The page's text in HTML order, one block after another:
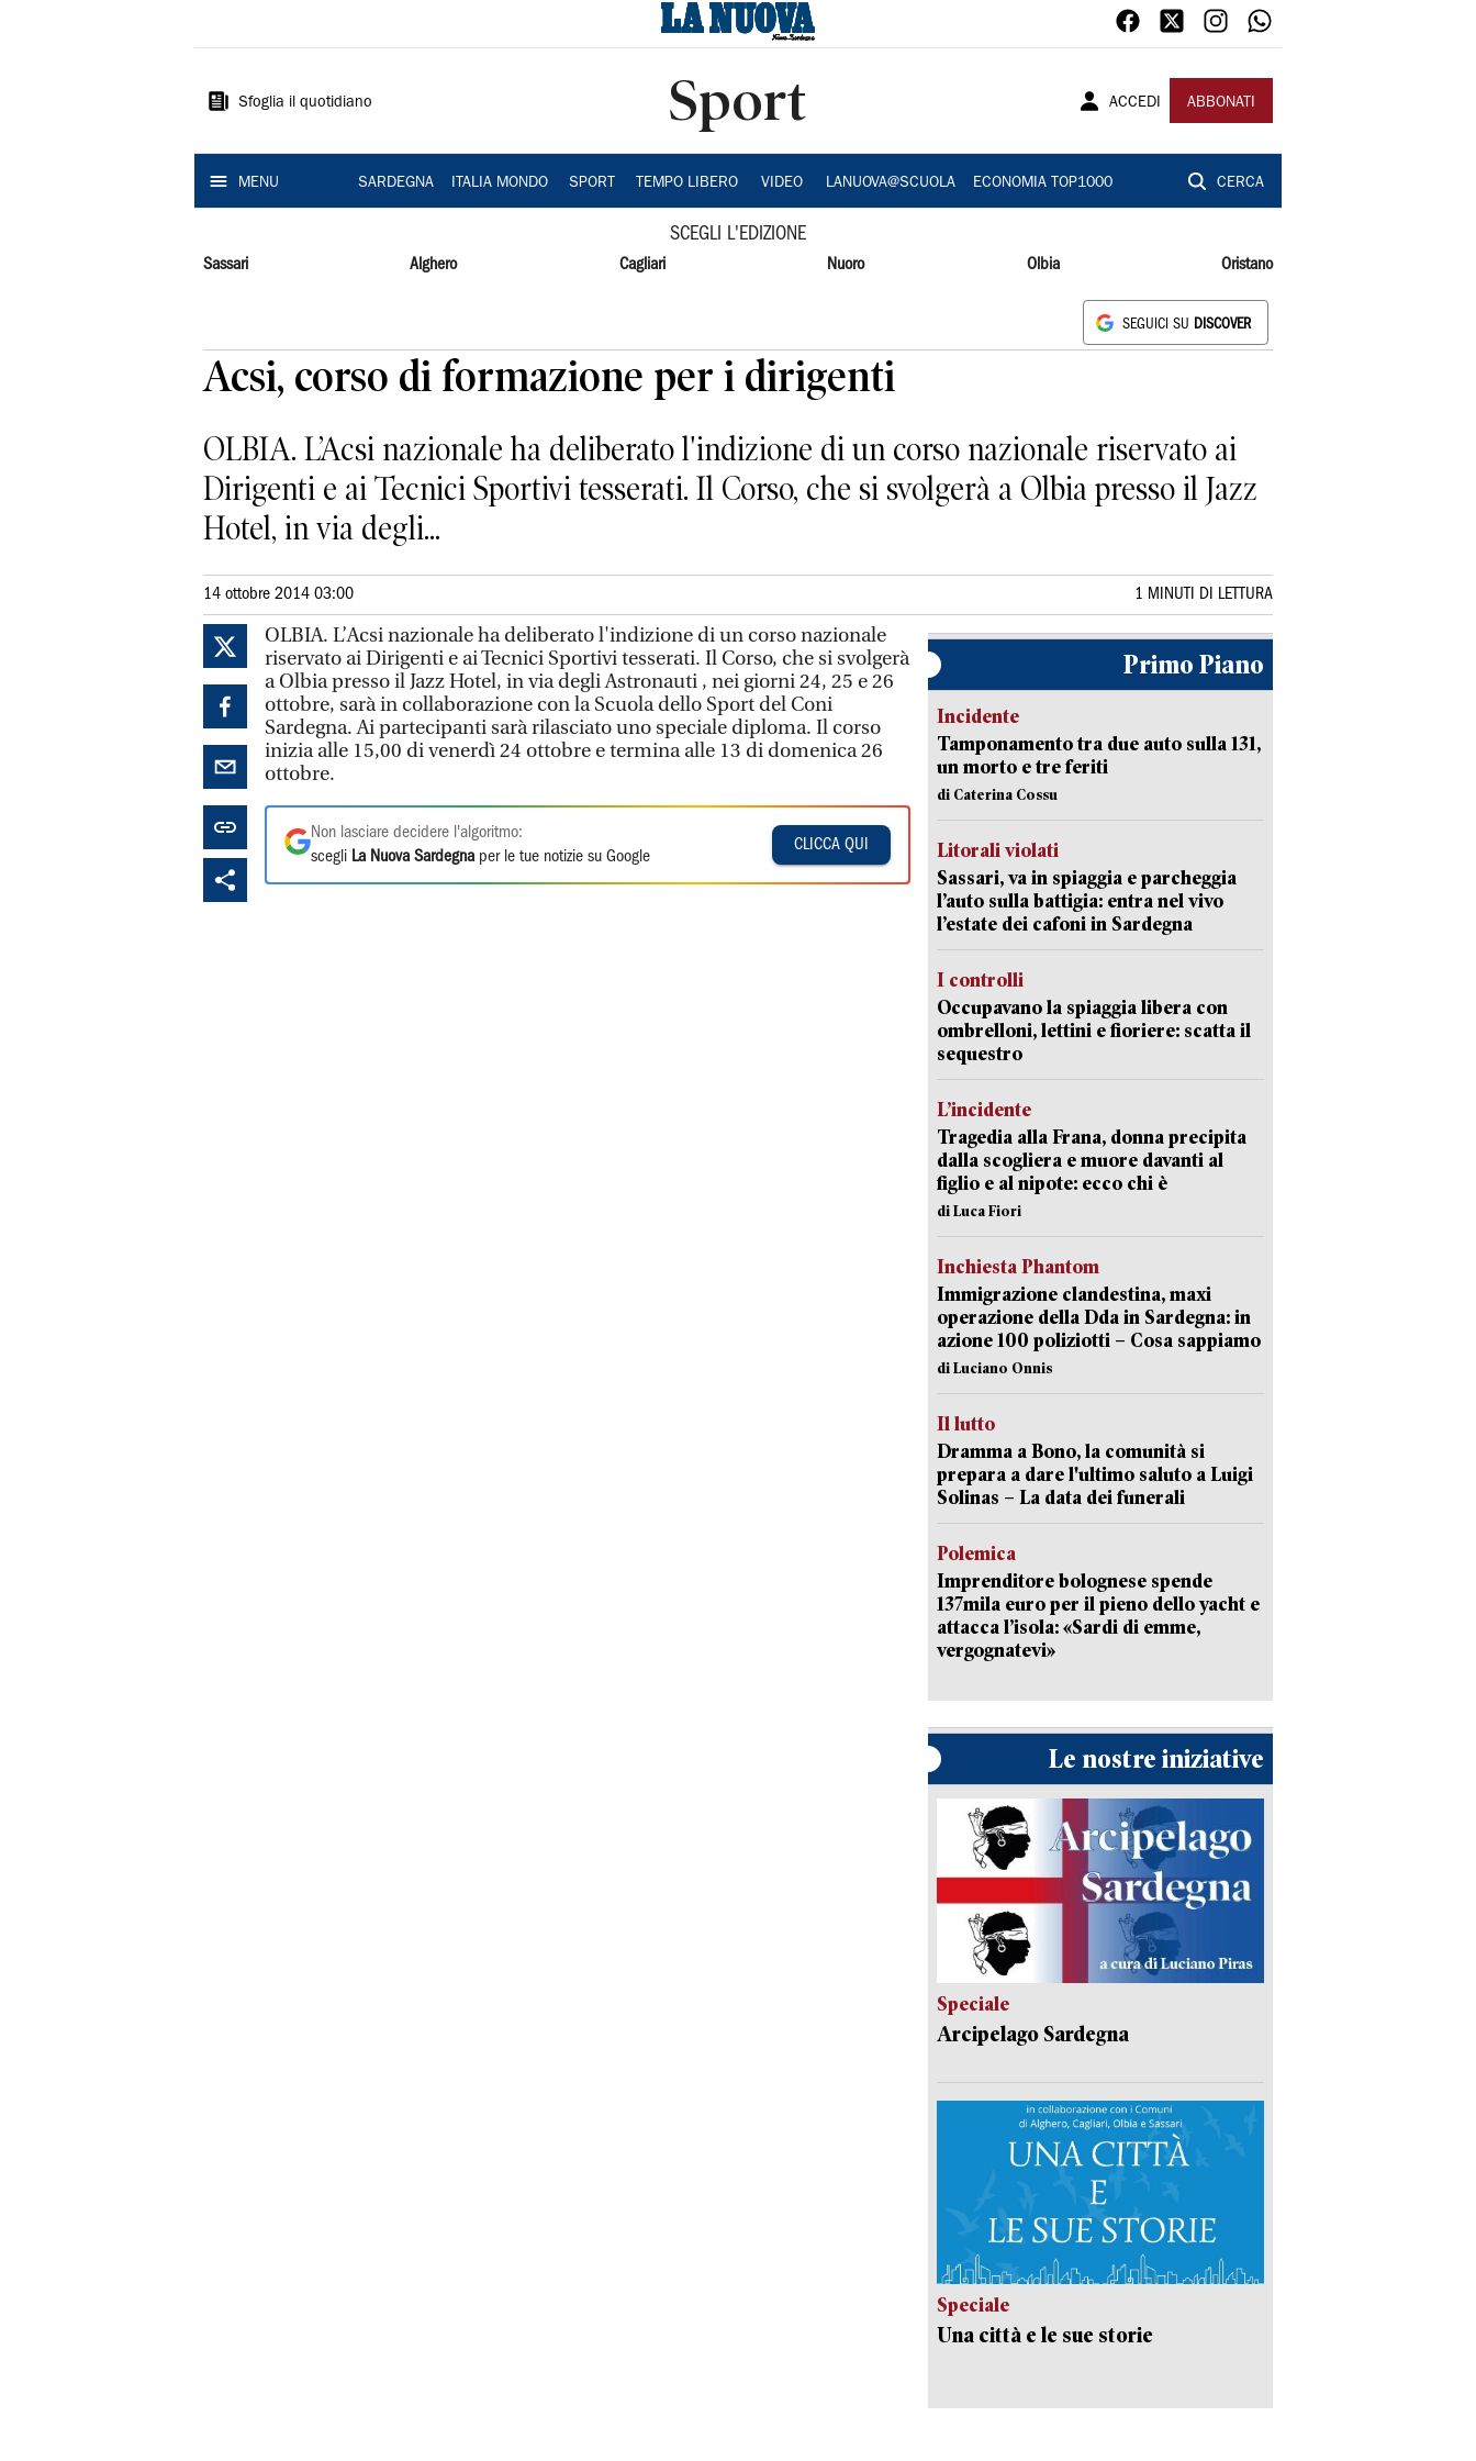
Sardegna
Sfoglia il quotidiano Sport ACCEDI ABBONATI
MENU SARDEGNA ITALIA MONDO SPORT TEMPO LIBERO VIDEO LANUOVA@SCUOLA ECONOMIA TOP1000 CERCA
SCEGLI L'EDIZIONE
Sassari Alghero Cagliari Nuoro Olbia Oristano
SEGUICI SU DISCOVER
Acsi, corso di formazione per i dirigenti
OLBIA. L’Acsi nazionale ha deliberato l'indizione di un corso nazionale riservato ai
Dirigenti e ai Tecnici Sportivi tesserati. Il Corso, che si svolgerà a Olbia presso il Jazz
Hotel, in via degli...
14 ottobre 2014 03:00 1 MINUTI DI LETTURA
OLBIA. L’Acsi nazionale ha deliberato l'indizione di un corso nazionale
riservato ai Dirigenti e ai Tecnici Sportivi tesserati. Il Corso, che si svolgerà
a Olbia presso il Jazz Hotel, in via degli Astronauti , nei giorni 24, 25 e 26
ottobre, sarà in collaborazione con la Scuola dello Sport del Coni
Sardegna. Ai partecipanti sarà rilasciato uno speciale diploma. Il corso
inizia alle 15,00 di venerdì 24 ottobre e termina alle 13 di domenica 26
ottobre.
Non lasciare decidere l'algoritmo:
scegli La Nuova Sardegna per le tue notizie su Google
CLICCA QUI
Primo Piano
Incidente
Tamponamento tra due auto sulla 131,
un morto e tre feriti
di Caterina Cossu
Litorali violati
Sassari, va in spiaggia e parcheggia
l’auto sulla battigia: entra nel vivo
l’estate dei cafoni in Sardegna
I controlli
Occupavano la spiaggia libera con
ombrelloni, lettini e fioriere: scatta il
sequestro
L’incidente
Tragedia alla Frana, donna precipita
dalla scogliera e muore davanti al
figlio e al nipote: ecco chi è
di Luca Fiori
Inchiesta Phantom
Immigrazione clandestina, maxi
operazione della Dda in Sardegna: in
azione 100 poliziotti – Cosa sappiamo
di Luciano Onnis
Il lutto
Dramma a Bono, la comunità si
prepara a dare l'ultimo saluto a Luigi
Solinas – La data dei funerali
Polemica
Imprenditore bolognese spende
137mila euro per il pieno dello yacht e
attacca l’isola: «Sardi di emme,
vergognatevi»
Le nostre iniziative
Speciale
Arcipelago Sardegna
Speciale
Una città e le sue storie